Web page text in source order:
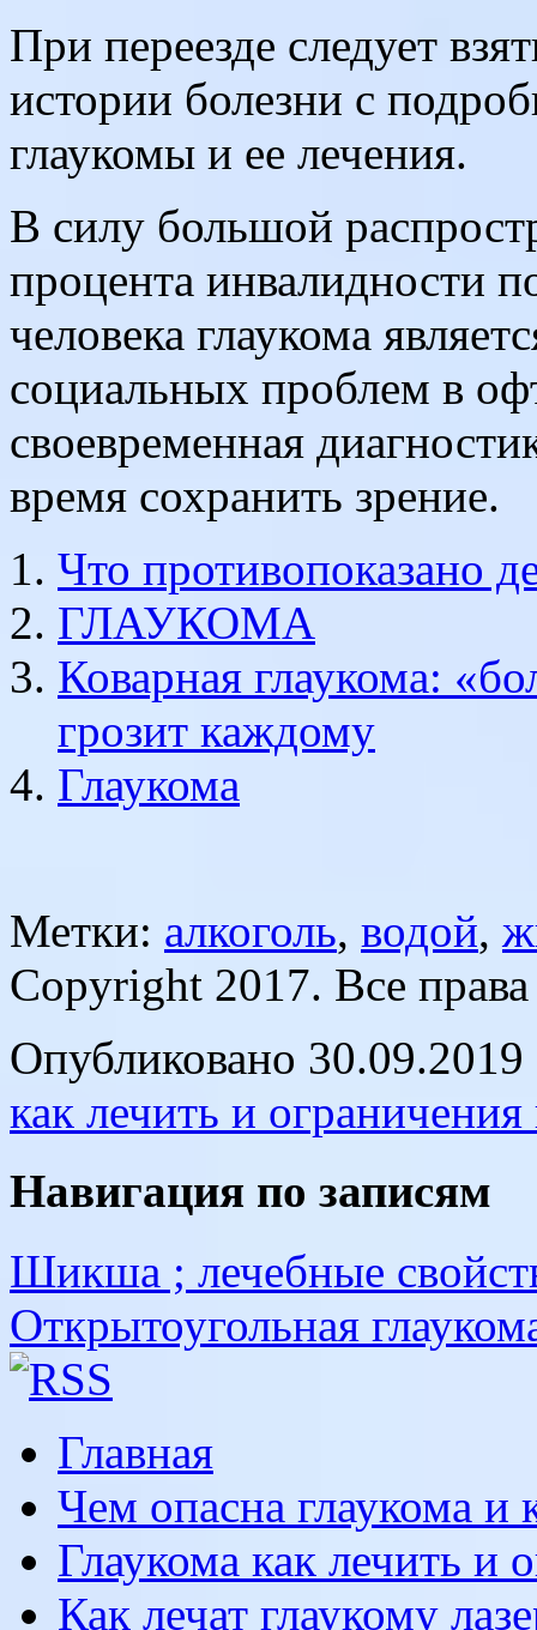
При переезде следует
истории болезни с
глаукомы и ее лечения.
В силу большой
процента инвалидности
человека глаукома
социальных проблем в
своевременная
время сохранить зрение.
Что противопоказано
ГЛАУКОМА
Коварная глаукома:
грозит каждому
Глаукома
Метки: алкоголь, водой,
Copyright 2017. Все
Опубликовано 30.09.2019
как лечить и
Навигация по записям
Шикша ; лечебные
Открытоугольная
Главная
Чем опасна глаукома и
Глаукома как лечить и
Как лечат глаукому